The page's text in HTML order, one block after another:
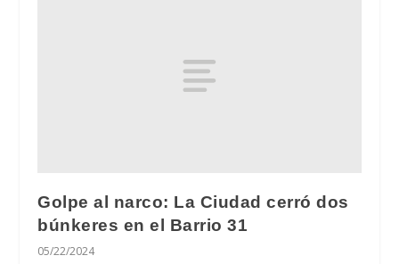
Golpe al narco: La Ciudad cerró dos
búnkeres en el Barrio 31
05/22/2024